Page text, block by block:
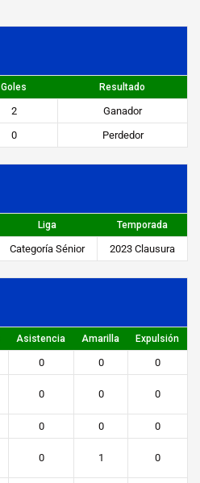
Goles Resultado
2
Ganador
0 Perdedor
Liga Temporada
Categoría Sénior 2023 Clausura
Asistencia Amarilla Expulsión
0 0
0
0 0 0
0 0
0
0 1 0